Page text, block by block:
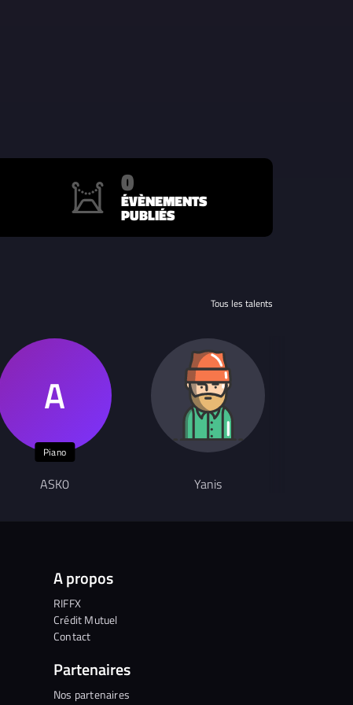
0
ÉVÈNEMENTS
PUBLIÉS
Tous les talents
Piano
ASK0 Yanis
A propos
RIFFX
Crédit Mutuel
Contact
Partenaires
Nos partenaires